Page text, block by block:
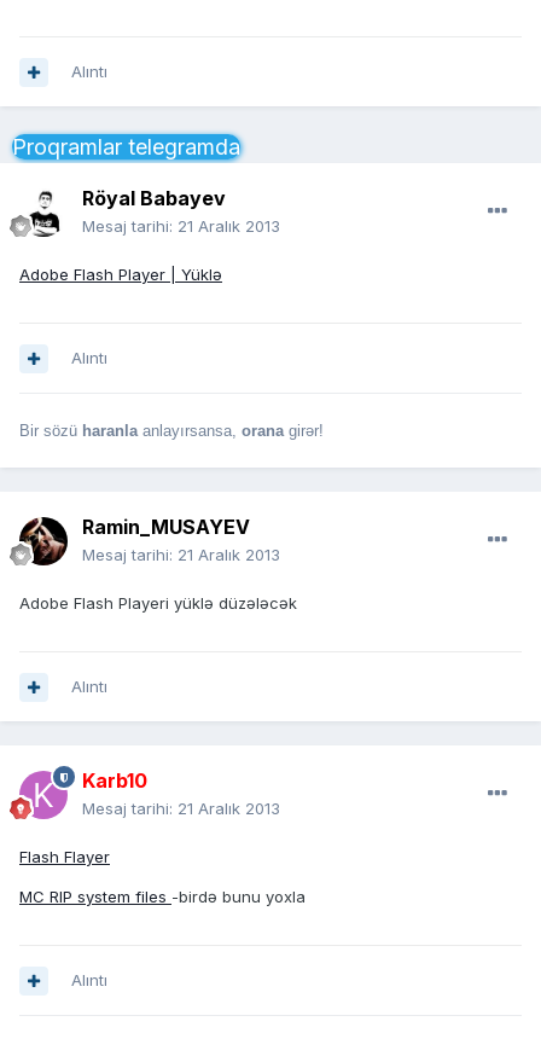
Alıntı
Proqramlar telegramda
Röyal Babayev
Mesaj tarihi: 21 Aralık 2013
Adobe Flash Player | Yüklə
Alıntı
Bir sözü haranla anlayırsansa, orana girər!
Ramin_MUSAYEV
Mesaj tarihi: 21 Aralık 2013
Adobe Flash Playeri yüklə düzələcək
Alıntı
Karb10
Mesaj tarihi: 21 Aralık 2013
Flash Flayer
MC RIP system files -birdə bunu yoxla
Alıntı